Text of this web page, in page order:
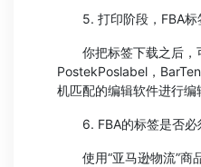
5. 打印阶段，FBA标
你把标签下载之后，
PostekPoslabel，
机匹配的编辑软件进行编
6. FBA的标签是否必
使用“亚马逊物流”商